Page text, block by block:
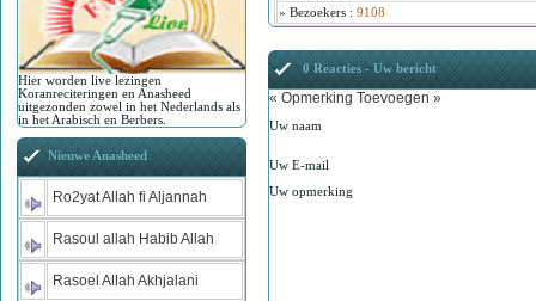
» Bezoekers : 9108
0 Reacties - Uw bericht
« Opmerking Toevoegen »
Uw naam
Uw E-mail
Uw opmerking
Hier worden live lezingen
Koranreciteringen en Anasheed
uitgezonden zowel in het Nederlands als
in het Arabisch en Berbers.
Nieuwe Anasheed
Ro2yat Allah fi Aljannah
Rasoul allah Habib Allah
Rasoel Allah Akhjalani